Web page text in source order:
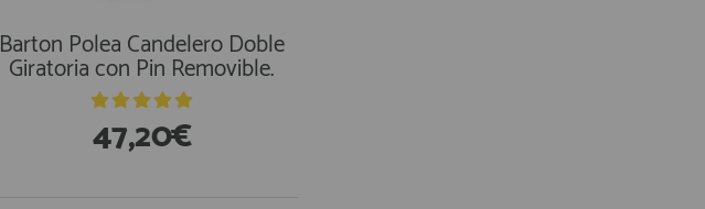
Barton Polea Candelero Doble
Giratoria con Pin Removible.
47,20€